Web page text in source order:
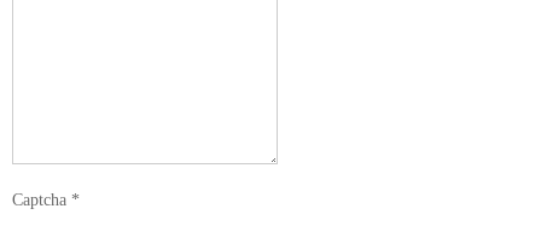
Captcha *